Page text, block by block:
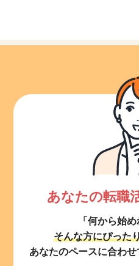
あなたの転職
「何から始
そんな方にぴった
あなたのペースに合わせ